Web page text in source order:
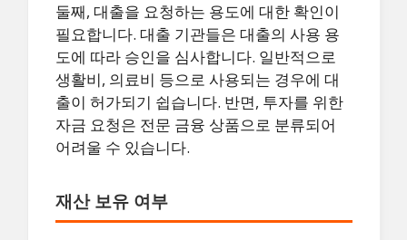
둘째, 대출을 요청하는 용도에 대한 확인이
필요합니다. 대출 기관들은 대출의 사용 용
도에 따라 승인을 심사합니다. 일반적으로
생활비, 의료비 등으로 사용되는 경우에 대
출이 허가되기 쉽습니다. 반면, 투자를 위한
자금 요청은 전문 금융 상품으로 분류되어
어려울 수 있습니다.
재산 보유 여부